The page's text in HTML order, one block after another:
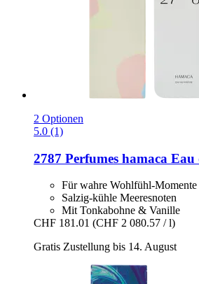
2 Optionen
5.0 (1)
2787 Perfumes hamaca
Für wahre Wohlfühl-Momente
Salzig-kühle Meeresnoten
Mit Tonkabohne & Vanille
CHF 181.01 (CHF 2 080.57 / l)
Gratis Zustellung bis 14. August